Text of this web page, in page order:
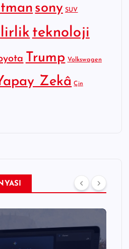
sony SUV
teknoloji
Trump Volkswagen
Zekâ Çin